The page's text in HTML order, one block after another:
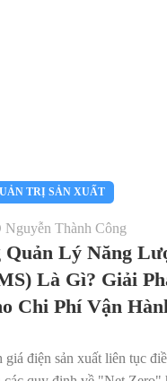
TRỊ SẢN XUẤT
Nguyễn Thành Công
Quản Lý Năng
Là Gì? Giải
Chi Phí Vận
giá điện sản xuất liên tục